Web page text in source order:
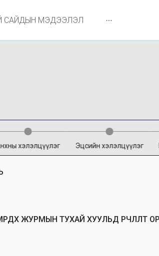
САЙДЫН МЭДЭЭЛЭЛ
хэлэлцүүлэг Эцсийн хэлэлцүүлэг
ЖУРМЫН ТУХАЙ ХУУЛЬД ӨӨРЧЛӨЛТ